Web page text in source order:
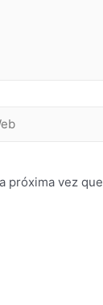
próxima vez que